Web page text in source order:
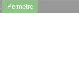
Permetre